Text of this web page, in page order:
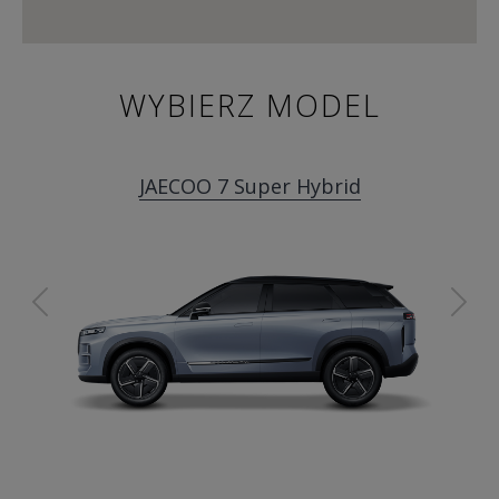
WYBIERZ MODEL
JAECOO 7 Super Hybrid
Previous